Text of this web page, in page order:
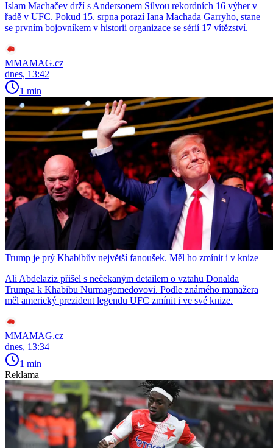
Islam Machačev drží s Andersonem Silvou rekordních 16 výher v
řadě v UFC. Pokud 15. srpna porazí Iana Machada Garryho, stane
se prvním bojovníkem v historii organizace se sérií 17 vítězství.
MMAMAG.cz
dnes, 13:42
1 min
Trump je prý Khabibův největší fanoušek. Měl ho zmínit i v knize
Ali Abdelaziz přišel s nečekaným detailem o vztahu Donalda
Trumpa k Khabibu Nurmagomedovovi. Podle známého manažera
měl americký prezident legendu UFC zmínit i ve své knize.
MMAMAG.cz
dnes, 13:34
1 min
Reklama